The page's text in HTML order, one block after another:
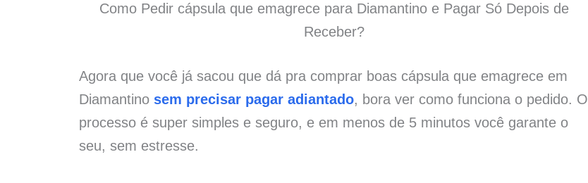
Como Pedir cápsula que emagrece para Diamantino e Pagar Só Depois de
Receber?
Agora que você já sacou que dá pra comprar boas cápsula que emagrece em
Diamantino sem precisar pagar adiantado, bora ver como funciona o pedido. O
processo é super simples e seguro, e em menos de 5 minutos você garante o
seu, sem estresse.